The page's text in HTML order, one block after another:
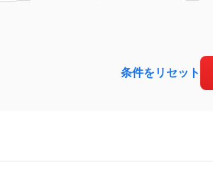
条件をリセット